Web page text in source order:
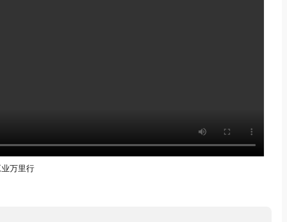
万里行